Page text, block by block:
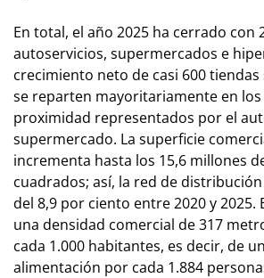
En total, el año 2025 ha cerrado con
autoservicios, supermercados e
crecimiento neto de casi 600
se reparten mayoritariamente en
proximidad representados por el
supermercado. La superficie
incrementa hasta los 15,6 millones
cuadrados; así, la red de
del 8,9 por ciento entre 2020 y 2025.
una densidad comercial de 317
cada 1.000 habitantes, es decir, de
alimentación por cada 1.884